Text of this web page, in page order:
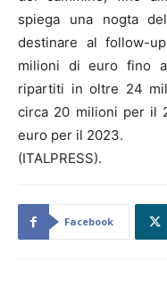
spiega una nogta
destinare al follow-
milioni di euro fino
ripartiti in oltre 24
circa 20 milioni per il
euro per il 2023.
(ITALPRESS).
Facebook